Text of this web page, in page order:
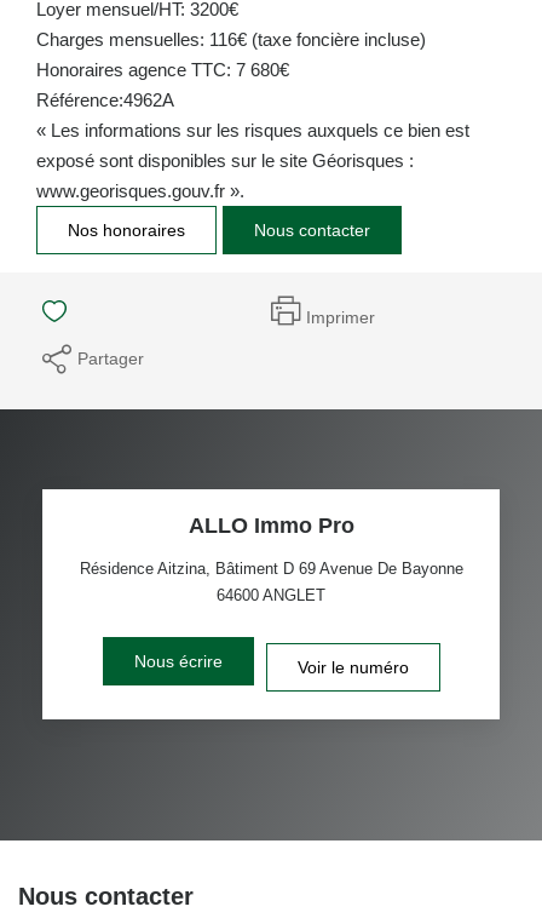
Loyer mensuel/HT: 3200€
Charges mensuelles: 116€ (taxe foncière incluse)
Honoraires agence TTC: 7 680€
Référence:4962A
« Les informations sur les risques auxquels ce bien est
exposé sont disponibles sur le site Géorisques :
www.georisques.gouv.fr ».
Nos honoraires Nous contacter
Imprimer
Partager
ALLO Immo Pro
Résidence Aitzina, Bâtiment D 69 Avenue De Bayonne
64600 ANGLET
Nous écrire Voir le numéro
Nous contacter